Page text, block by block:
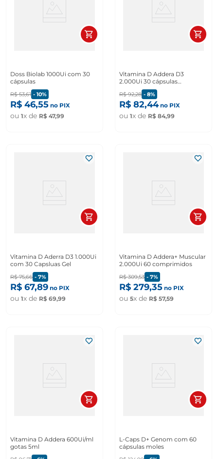
Doss Biolab 1000Ui com 30
cápsulas
R$ 53,61 - 10%
R$ 46,55 no PIX
ou 1x de R$ 47,99
Vitamina D Addera D3
2.000Ui 30 cápsulas
gelatinosas
R$ 92,28 - 8%
R$ 82,44no PIX
ou 1x de R$ 84,99
Vitamina D Aderra D3 1.000Ui
com 30 Capsluas Gel
R$ 75,66 - 7%
R$ 67,89 no PIX
ou 1x de R$ 69,99
Vitamina D Addera+ Muscular
2.000Ui 60 comprimidos
R$ 309,53 - 7%
R$ 279,35 no PIX
ou 5x de R$ 57,59
Vitamina D Addera 600Ui/ml
gotas 5ml
L-Caps D+ Genom com 60
cápsulas moles